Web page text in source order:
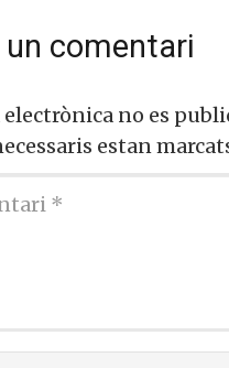
un comentari
electrònica no es
estan